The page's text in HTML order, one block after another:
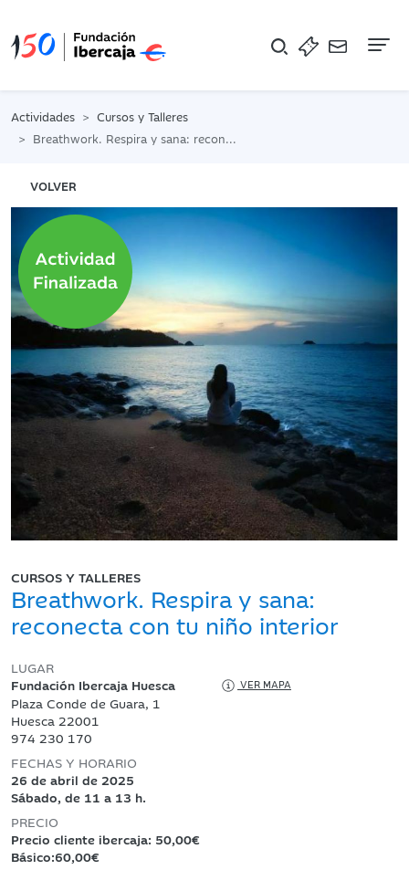
Actividades
Cursos y Talleres
Breathwork. Respira y sana: reconecta con tu niño interior
VOLVER
CURSOS Y TALLERES
Breathwork. Respira y sana:
reconecta con tu niño interior
LUGAR
Fundación Ibercaja Huesca
VER MAPA
Plaza Conde de Guara, 1
Huesca 22001
974 230 170
FECHAS Y HORARIO
26 de abril de 2025
Sábado, de 11 a 13 h.
PRECIO
Precio cliente ibercaja: 50,00€
Básico:60,00€